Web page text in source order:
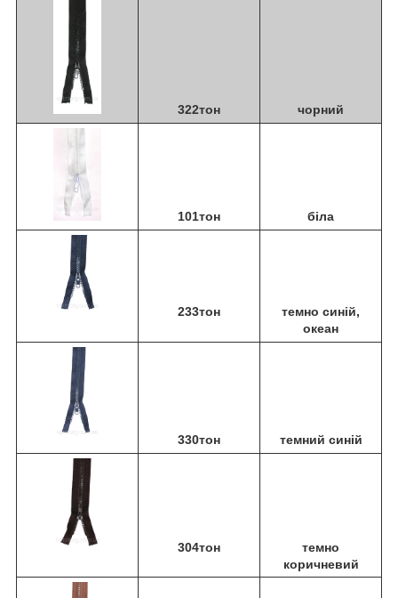
322тон чорний
101тон біла
233тон
темно синій,
океан
330тон темний синій
304тон
темно
коричневий